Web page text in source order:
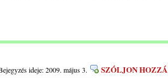
ideje: 2009. május 3. SZÓLJON HOZZÁ